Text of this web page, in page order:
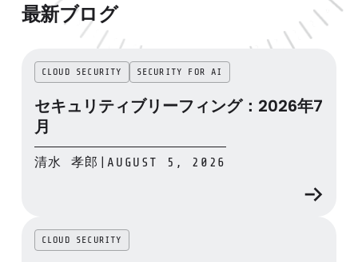
最新ブログ
CLOUD SECURITY SECURITY FOR AI
セキュリティブリーフィング：2026年7
月
清水 孝郎 |AUGUST 5, 2026
CLOUD SECURITY